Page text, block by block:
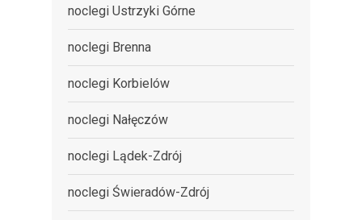
noclegi Ustrzyki Górne
noclegi Brenna
noclegi Korbielów
noclegi Nałęczów
noclegi Lądek-Zdrój
noclegi Świeradów-Zdrój